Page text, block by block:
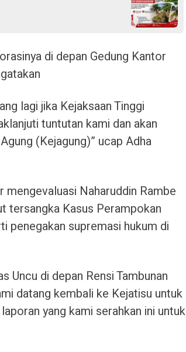
di depan Gedung Kantor
lagi jika Kejaksaan Tinggi
tuntutan kami dan akan
(Kejagung)” ucap Adha
Naharuddin Rambe
tersangka Kasus Perampokan
penegakan supremasi hukum di
Uncu di depan Rensi Tambunan
datang kembali ke Kejatisu untuk
yang kami serahkan ini untuk